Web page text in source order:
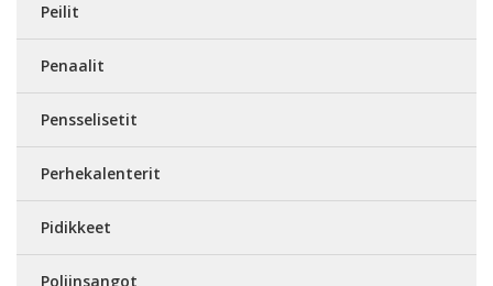
Peilit
Penaalit
Pensselisetit
Perhekalenterit
Pidikkeet
Poljinsangot